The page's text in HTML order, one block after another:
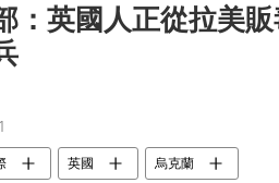
：英國人正從拉美
英國 烏克蘭